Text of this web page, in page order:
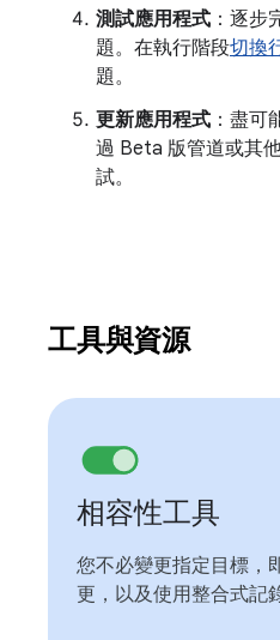
測試應用程式 ：逐步
題。在執行階段切換
題。
更新應用程式 ：盡可
過 Beta 版管道或其
試。
工具與資源
相容性工具
您不必變更指定目標，
更，以及使用整合式記